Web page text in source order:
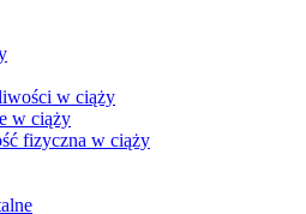
w ciąży
w ciąży
fizyczna w ciąży